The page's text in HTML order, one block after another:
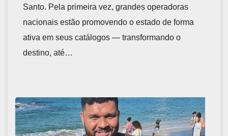
Santo. Pela primeira vez, grandes operadoras
nacionais estão promovendo o estado de forma
ativa em seus catálogos — transformando o
destino, até…